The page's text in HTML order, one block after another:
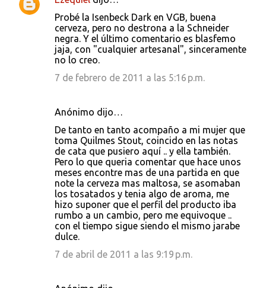
Probé la Isenbeck Dark en VGB, buena
cerveza, pero no destrona a la Schneider
negra. Y el último comentario es blasfemo
jaja, con "cualquier artesanal", sinceramente
no lo creo.
7 de febrero de 2011 a las 5:16 p.m.
Anónimo dijo…
De tanto en tanto acompaño a mi mujer que
toma Quilmes Stout, coincido en las notas
de cata que pusiero aquí .. y ella también.
Pero lo que queria comentar que hace unos
meses encontre mas de una partida en que
note la cerveza mas maltosa, se asomaban
los tosatados y tenia algo de aroma, me
hizo suponer que el perfil del producto iba
rumbo a un cambio, pero me equivoque ..
con el tiempo sigue siendo el mismo jarabe
dulce.
7 de abril de 2011 a las 9:19 p.m.